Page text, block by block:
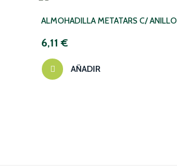
ALMOHADILLA METATARS C/ ANILLO
6,11 €
AÑADIR